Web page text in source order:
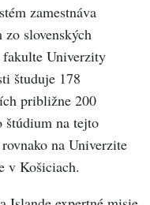
zamestnáva
slovenských
fakulte Univerzity
študuje 178
približne 200
štúdium na tejto
na Univerzite
v Košiciach.